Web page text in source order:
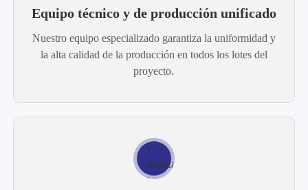
Equipo técnico y de producción unificado
Nuestro equipo especializado garantiza la uniformidad y
la alta calidad de la producción en todos los lotes del
proyecto.